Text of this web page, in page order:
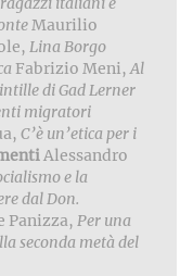
Maurilio
Lina Borgo
Fabrizio Meni,Al
di Gad Lerner
migratori
C’è un’etica per i
Alessandro
e la
dal Don.
Panizza, Per una
seconda metà del